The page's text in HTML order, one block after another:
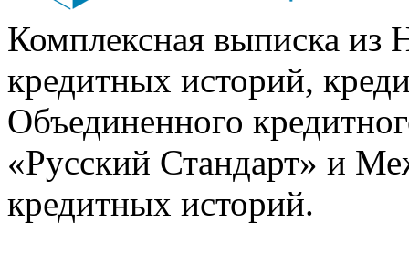
Комплексная выписка из
кредитных историй,
Объединенного
«Русский Стандарт» и
кредитных историй.